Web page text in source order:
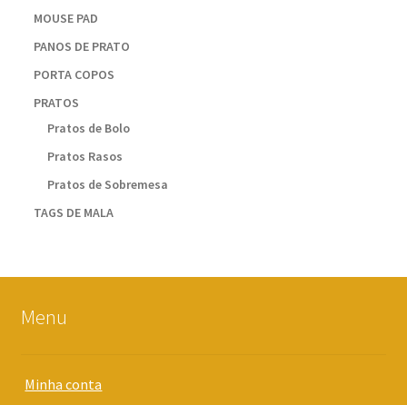
MOUSE PAD
PANOS DE PRATO
PORTA COPOS
PRATOS
Pratos de Bolo
Pratos Rasos
Pratos de Sobremesa
TAGS DE MALA
Menu
Minha conta